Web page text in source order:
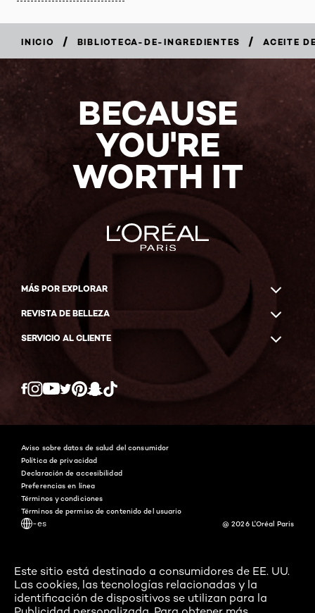
INICIO / BIBLIOTECA-DE-INGREDIENTES / ACEITE
BECAUSE
YOU'RE
WORTH IT
MÁS POR EXPLORAR
REVISTA DE BELLEZA
SERVICIO AL CLIENTE
Twitter
-es
Aviso sobre datos de salud del consumidor
Política de privacidad
Declaración de accesibilidad
Preferencias en línea
Términos y condiciones
Términos de permiso de contenido del usuario
@ 2026 L'Oréal Paris
Este sitio está destinado a consumidores de EE. UU.
Las cookies, las tecnologías relacionadas y la
identificación de dispositivos se utilizan para la